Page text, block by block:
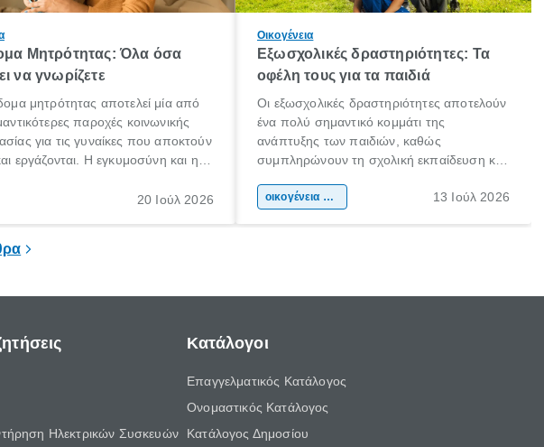
Μητρότητας: Όλα όσα
να γνωρίζετε
μητρότητας αποτελεί μία από
παροχές κοινωνικής
για τις γυναίκες που αποκτούν
εργάζονται. Η εγκυμοσύνη και η
περίοδος στη ζωή κάθε20 Ιούλ 2026
Οικογένεια
Εξωσχολικές δραστηριότητες: Τα
οφέλη τους για τα παιδιά
Οι εξωσχολικές δραστηριότητες αποτελούν
ένα πολύ σημαντικό κομμάτι της
ανάπτυξης των παιδιών, καθώς
συμπληρώνουν τη σχολική εκπαίδευση και
της προσωπικότητας, της κοινωνικότητας
οικογένεια & παιδί 13 Ιούλ 2026
Ηλεκτρικών Συσκευών
Κατάλογοι
Επαγγελματικός Κατάλογος
Ονομαστικός Κατάλογος
Κατάλογος Δημοσίου